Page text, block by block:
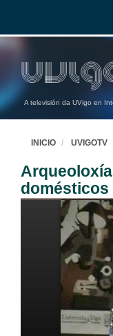
A televisión da UVigo en
INICIO UVIGOTV
domésticos